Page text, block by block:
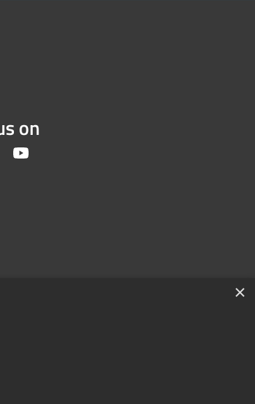
on
Twitter
Powered by
×